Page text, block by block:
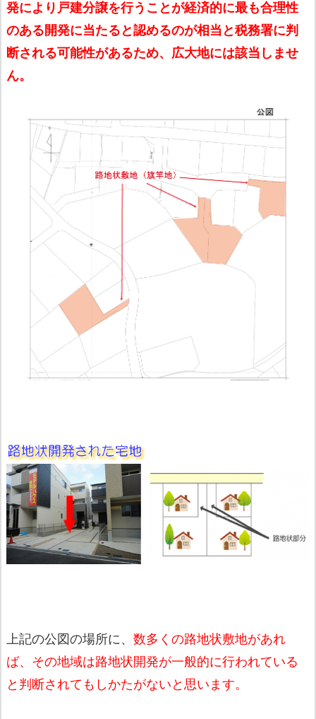
発により戸建分譲を行うことが経済的に最も合理性
のある開発に当たると認めるのが相当と税務署に判
断される可能性があるため、広大地には該当しませ
ん。
上記の公図の場所に、 数多くの路地状敷地があれ
ば、その地域は路地状開発が一般的に行われている
と判断されてもしかたがないと思います。